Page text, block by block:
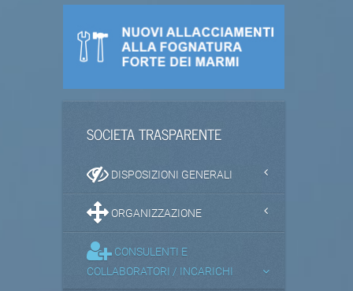
SOCIETA TRASPARENTE
DISPOSIZIONI GENERALI
ORGANIZZAZIONE
CONSULENTI E
COLLABORATORI / INCARICHI